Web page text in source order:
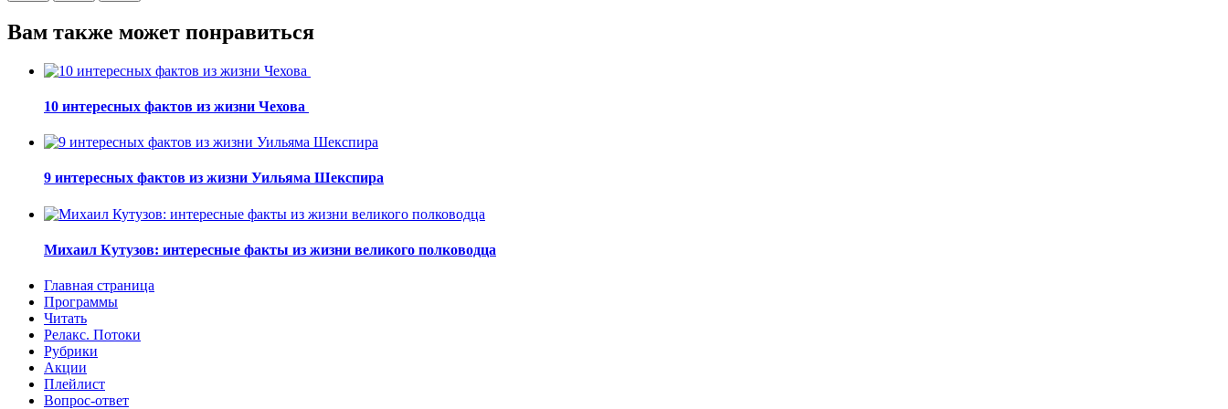
Вам также может понравиться
10 интересных фактов из жизни Чехова
9 интересных фактов из жизни Уильяма Шекспира
Михаил Кутузов: интересные факты из жизни великого полководца
Главная страница
Программы
Читать
Релакс. Потоки
Рубрики
Акции
Плейлист
Вопрос-ответ